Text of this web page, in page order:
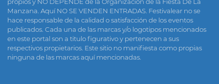
Manzana. Aquí NO SE VENDEN ENTRADAS. Festivalear no se
hace responsable de la calidad o satisfacción de los eventos
publicados. Cada una de las marcas y/o logotipos mencionados
en este portal son a titulo figurativo y pertenecen a sus
respectivos propietarios. Este sitio no manifiesta como propias
ninguna de las marcas aquí mencionadas.